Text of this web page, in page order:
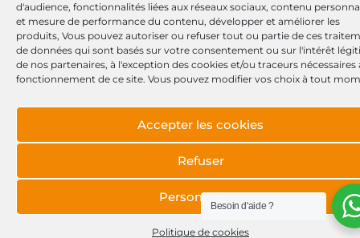
d'audience, fonctionnalités liées aux réseaux sociaux, contenu
et mesure de performance du contenu, développer et améliorer les
produits, Vous pouvez autoriser ou refuser tout ou partie de ces
de données qui sont basés sur votre consentement ou sur l'intérêt
de nos partenaires, à l'exception des cookies et/ou traceurs nécessaires
fonctionnement de ce site. Vous pouvez modifier vos choix à tout
Accepter les cookies
Refuser
Personnaliser
Politique de cookies
Besoin d'aide ?